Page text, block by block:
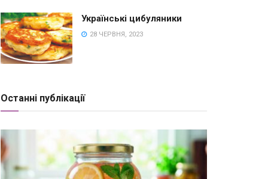
Українські цибуляники
28 ЧЕРВНЯ, 2023
Останні публікації